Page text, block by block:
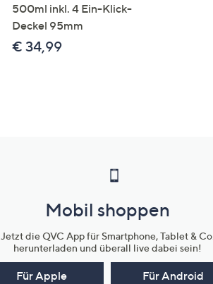
500ml inkl. 4 Ein-Klick-
Deckel 95mm
€ 34,99
Mobil shoppen
Jetzt die QVC App für Smartphone, Tablet & Co.
herunterladen und überall live dabei sein!
Für Apple Für Android